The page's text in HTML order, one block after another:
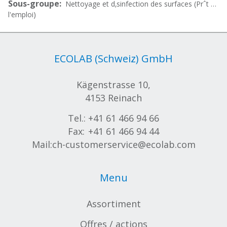
Sous-groupe: Nettoyage et d‚sinfection des surfaces (Prˆt …
l'emploi)
ECOLAB (Schweiz) GmbH
Kägenstrasse 10,
4153 Reinach
Tel.: +41 61 466 94 66
Fax: +41 61 466 94 44
Mail:ch-customerservice@ecolab.com
Menu
Assortiment
Offres / actions